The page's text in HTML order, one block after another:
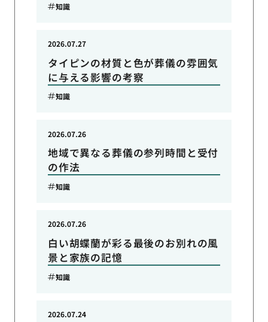
知識
タイピンの材質と色が葬儀の雰囲気
に与える影響の考察
2026.07.27
知識
地域で異なる葬儀の参列時間と受付
の作法
2026.07.26
知識
白い胡蝶蘭が彩る最後のお別れの風
景と家族の記憶
2026.07.26
知識
2026.07.24